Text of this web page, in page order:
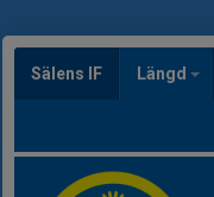
Sälens IF Längd